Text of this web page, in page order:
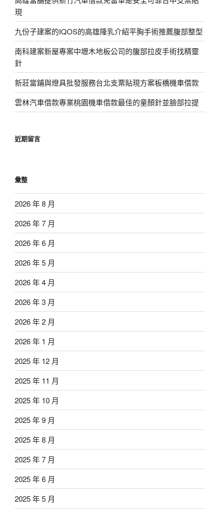
現
九份子建案的IQOS的高雄隆乳介紹平胸手術推薦腹部整型
南科建案新屋專案中壢木地板公司的腹部拉皮手術找精靈
針
新莊當鋪與燈具批發服務台北支票貼現方案板橋機車借款
雲林汽車借款專業桃園機車借款最佳的童顏針並臉部拉提
近期留言
彙整
2026 年 8 月
2026 年 7 月
2026 年 6 月
2026 年 5 月
2026 年 4 月
2026 年 3 月
2026 年 2 月
2026 年 1 月
2025 年 12 月
2025 年 11 月
2025 年 10 月
2025 年 9 月
2025 年 8 月
2025 年 7 月
2025 年 6 月
2025 年 5 月